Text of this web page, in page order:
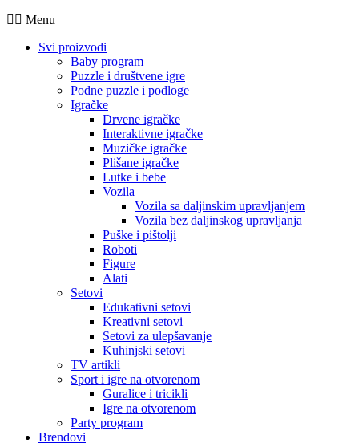
Menu
Svi proizvodi
Baby program
Puzzle i društvene igre
Podne puzzle i podloge
Igračke
Drvene igračke
Interaktivne igračke
Muzičke igračke
Plišane igračke
Lutke i bebe
Vozila
Vozila sa daljinskim upravljanjem
Vozila bez daljinskog upravljanja
Puške i pištolji
Roboti
Figure
Alati
Setovi
Edukativni setovi
Kreativni setovi
Setovi za ulepšavanje
Kuhinjski setovi
TV artikli
Sport i igre na otvorenom
Guralice i tricikli
Igre na otvorenom
Party program
Brendovi